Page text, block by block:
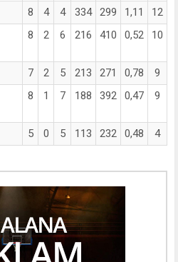
8 4 4 334 299 1,11
12
8 2 6 216 410 0,52 10
7 2 5 213 271 0,78
9
8 1 7 188 392 0,47 9
5 0 5 113 232 0,48 4